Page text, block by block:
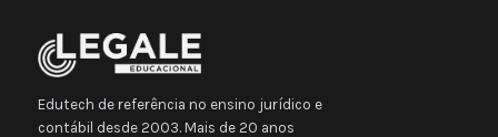
Edutech de referência no ensino jurídico e
contábil desde 2003. Mais de 20 anos